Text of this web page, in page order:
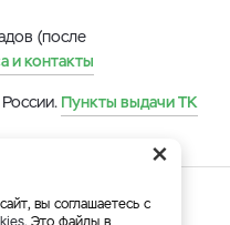
(после
и контакты
Пункты выдачи ТК
×
вы соглашаетесь с